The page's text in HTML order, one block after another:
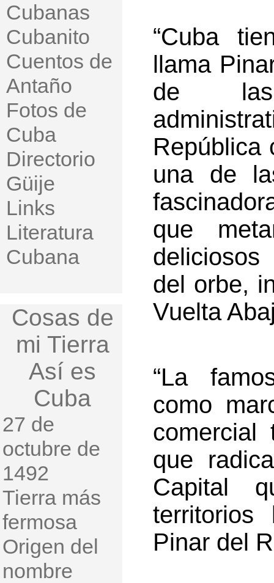
Cubanas
Cubanito
Cuentos de
Antaño
Fotos de
Cuba
Directorio
Güije
Links
Literatura
Cubana
Cosas de
mi Tierra
Así es
Cuba
27 de
octubre de
1492
Tierra más
fermosa
Origen del
nombre
“Cuba
llama
de
República
una de
que
del orbe,
Vuelta
“La
como
comercial
que
Capital
Pinar del